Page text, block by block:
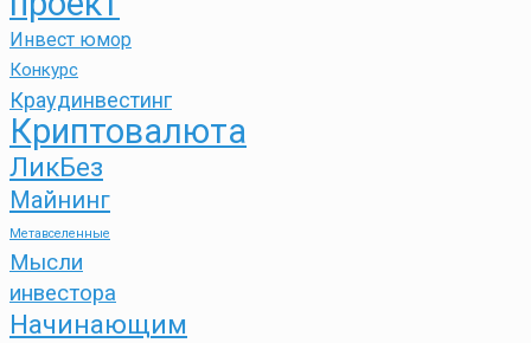
Инвест юмор
Конкурс
Краудинвестинг
Криптовалюта
ЛикБез
Майнинг
Метавселенные
Мысли
инвестора
Начинающим